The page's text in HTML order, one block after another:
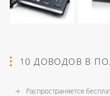
10 ДОВОДОВ В
Распространяется